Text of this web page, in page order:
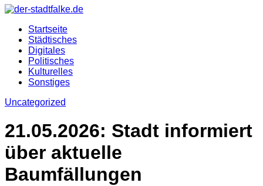
Startseite
Städtisches
Digitales
Politisches
Kulturelles
Sonstiges
Uncategorized
21.05.2026: Stadt informiert
über aktuelle
Baumfällungen